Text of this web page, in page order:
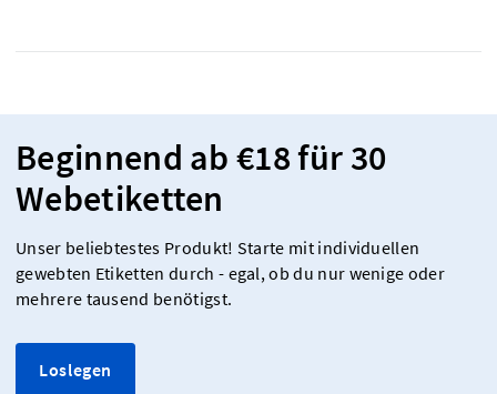
Beginnend ab €18 für 30
Webetiketten
Unser beliebtestes Produkt! Starte mit individuellen
gewebten Etiketten durch - egal, ob du nur wenige oder
mehrere tausend benötigst.
Loslegen